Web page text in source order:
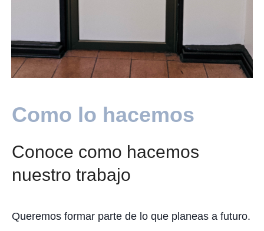
Como lo hacemos
Conoce como hacemos
nuestro trabajo
Queremos formar parte de lo que planeas a futuro.